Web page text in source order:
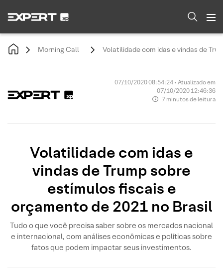
Morning Call Volatilidade com idas e vindas de
07/10/2020 08:54:24 • Atualizado em
07/10/2020 12:46:36
7 minutos de leitura
Volatilidade com idas e
vindas de Trump sobre
estímulos fiscais e
orçamento de 2021 no Brasil
Tudo o que você precisa saber sobre os mercados nacional
e internacional, com análises econômicas e políticas sobre
fatos que podem impactar seus investimentos.